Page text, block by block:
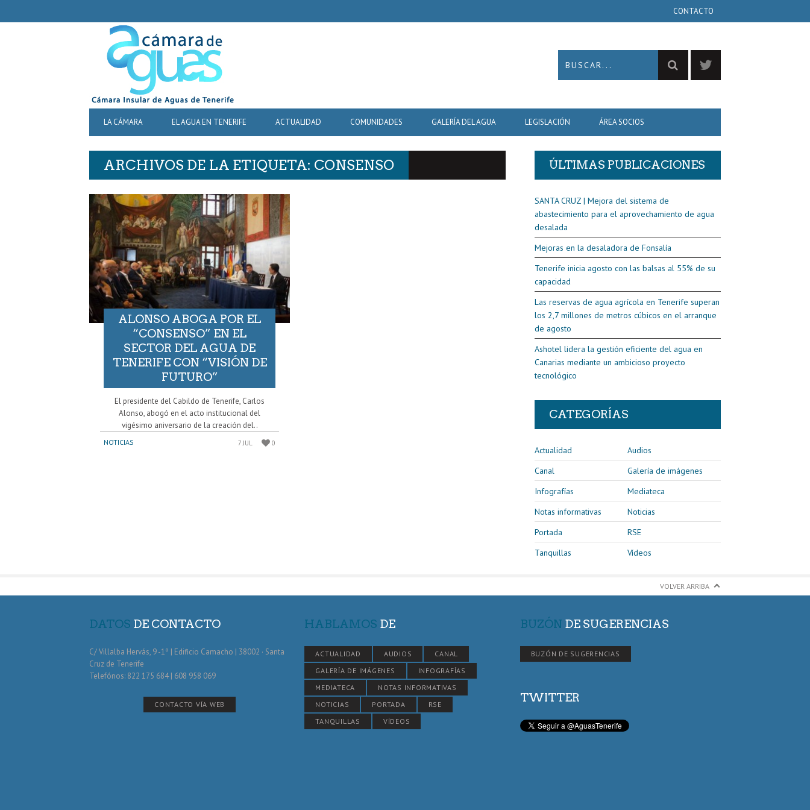
NAVIGATION
CONTACTO
PRIMARY
NAVIGATION
LA CÁMARA EL AGUA EN TENERIFE ACTUALIDAD COMUNIDADES GALERÍA DEL AGUA LEGISLACIÓN ÁREA SOCIOS
ARCHIVOS DE LA ETIQUETA: CONSENSO
ALONSO ABOGA POR EL
“CONSENSO” EN EL
SECTOR DEL AGUA DE
TENERIFE CON “VISIÓN DE
FUTURO”
El presidente del Cabildo de Tenerife, Carlos
Alonso, abogó en el acto institucional del
vigésimo aniversario de la creación del..
NOTICIAS 7 JUL 0
ÚLTIMAS PUBLICACIONES
SANTA CRUZ | Mejora del sistema de
abastecimiento para el aprovechamiento de agua
desalada
Mejoras en la desaladora de Fonsalía
Tenerife inicia agosto con las balsas al 55% de su
capacidad
Las reservas de agua agrícola en Tenerife superan
los 2,7 millones de metros cúbicos en el arranque
de agosto
Ashotel lidera la gestión eficiente del agua en
Canarias mediante un ambicioso proyecto
tecnológico
CATEGORÍAS
Actualidad
Audios
Canal
Galería de imágenes
Infografías
Mediateca
Notas informativas
Noticias
Portada
RSE
Tanquillas
Vídeos
VOLVER ARRIBA
DATOS DE CONTACTO
C/ Villalba Hervás, 9 -1º | Edificio Camacho | 38002 · Santa
Cruz de Tenerife
Telefónos: 822 175 684 | 608 958 069
CONTACTO VÍA WEB
HABLAMOS DE
ACTUALIDAD AUDIOS
CANAL
GALERÍA DE IMÁGENES
INFOGRAFÍAS
MEDIATECA
NOTAS INFORMATIVAS
NOTICIAS
PORTADA
RSE
TANQUILLAS
VÍDEOS
BUZÓN DE SUGERENCIAS
BUZÓN DE SUGERENCIAS
TWITTER